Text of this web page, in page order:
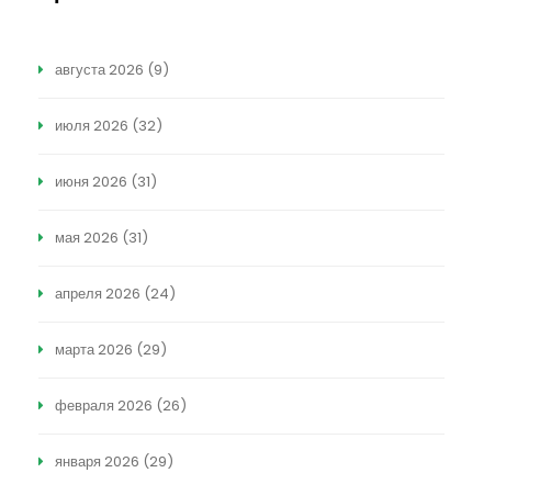
августа 2026 (9)
июля 2026 (32)
июня 2026 (31)
мая 2026 (31)
апреля 2026 (24)
марта 2026 (29)
февраля 2026 (26)
января 2026 (29)